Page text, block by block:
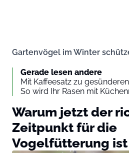
Gartenvögel im Winter
Gerade lesen andere
Mit Kaffeesatz zu
So wird Ihr Rasen mit
Warum jetzt der
Zeitpunkt für die
Vogelfütterung ist